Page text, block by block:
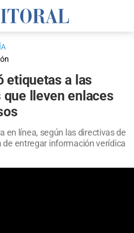
etiquetas a las
lleven enlaces
en línea, según las directivas de
de entregar información verídica